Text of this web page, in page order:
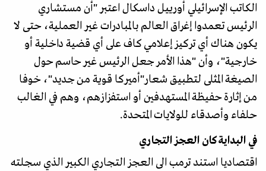
الكاتب الإسرائيلي أورييل داسكال اعتبر "أن مستشاري
الرئيس تعمدوا إغراق العالم بالمبادرات غير العملية، حتى لا
يكون هناك أي تركيز إعلامي كاف على أي قضية داخلية أو
خارجية"، وأن "هذا الأمر جعل الرئيس غير حاسم حول
الصيغة المثلى لتطبيق شعار"أميركا قوية من جديد"، خوفا
من إثارة حفيظة المستهدفين أو استفزازهم، وهم في الغالب
حلفاء وأصدقاء للولايات المتحدة.
في البداية كان العجز التجاري
اقتصاديا استند ترمب الى العجز التجاري الكبير الذي سجلته